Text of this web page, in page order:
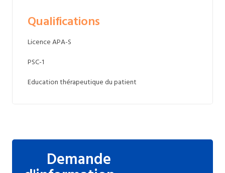
Qualifications
Licence APA-S
PSC-1
Education thérapeutique du patient
Demande